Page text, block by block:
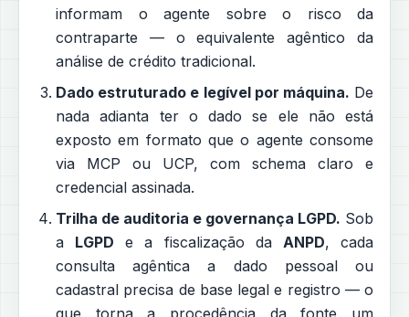
informam o agente sobre o risco da
contraparte — o equivalente agêntico da
análise de crédito tradicional.
Dado estruturado e legível por máquina. De
nada adianta ter o dado se ele não está
exposto em formato que o agente consome
via MCP ou UCP, com schema claro e
credencial assinada.
Trilha de auditoria e governança LGPD. Sob
a LGPD e a fiscalização da ANPD, cada
consulta agêntica a dado pessoal ou
cadastral precisa de base legal e registro — o